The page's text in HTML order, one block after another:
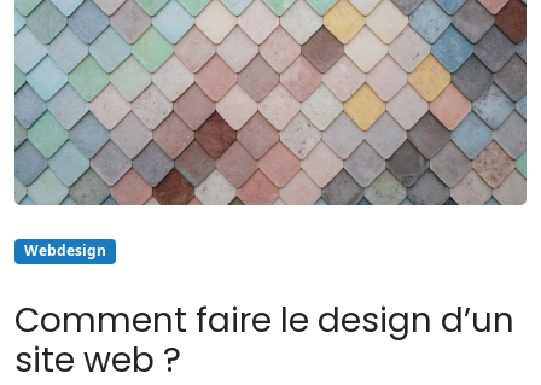
Webdesign
Comment faire le design d’un
site web ?